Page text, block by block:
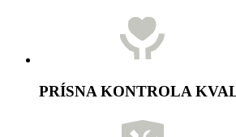
PRÍSNA KONTROLA